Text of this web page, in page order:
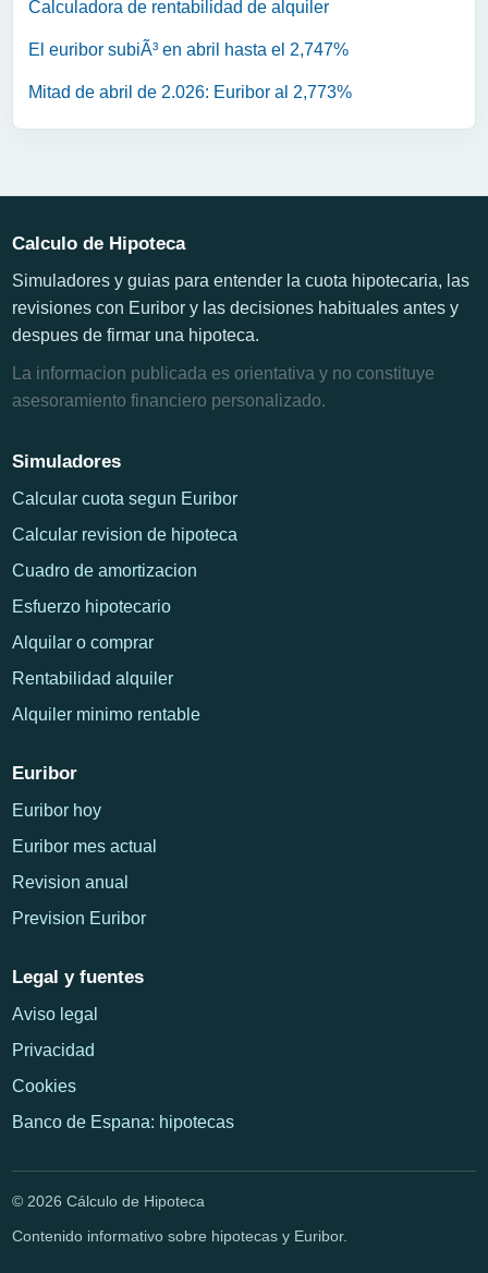
Calculadora de rentabilidad de alquiler
El euribor subiÃ³ en abril hasta el 2,747%
Mitad de abril de 2.026: Euribor al 2,773%
Calculo de Hipoteca
Simuladores y guias para entender la cuota hipotecaria, las
revisiones con Euribor y las decisiones habituales antes y
despues de firmar una hipoteca.
La informacion publicada es orientativa y no constituye
asesoramiento financiero personalizado.
Simuladores
Calcular cuota segun Euribor
Calcular revision de hipoteca
Cuadro de amortizacion
Esfuerzo hipotecario
Alquilar o comprar
Rentabilidad alquiler
Alquiler minimo rentable
Euribor
Euribor hoy
Euribor mes actual
Revision anual
Prevision Euribor
Legal y fuentes
Aviso legal
Privacidad
Cookies
Banco de Espana: hipotecas
© 2026 Cálculo de Hipoteca
Contenido informativo sobre hipotecas y Euribor.